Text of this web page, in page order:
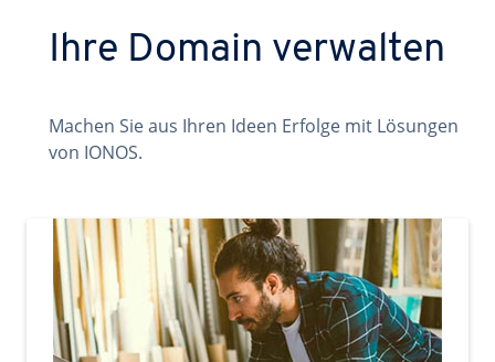
Ihre Domain verwalten
Machen Sie aus Ihren Ideen Erfolge mit Lösungen
von IONOS.